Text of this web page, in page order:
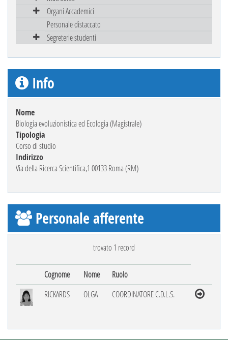
Organi Accademici
Personale distaccato
Segreterie studenti
Info
Nome
Biologia evoluzionistica ed Ecologia (Magistrale)
Tipologia
Corso di studio
Indirizzo
Via della Ricerca Scientifica,1 00133 Roma (RM)
Personale afferente
trovato 1 record
Cognome Nome
Ruolo
RICKARDS
OLGA COORDINATORE C.D.L.S.